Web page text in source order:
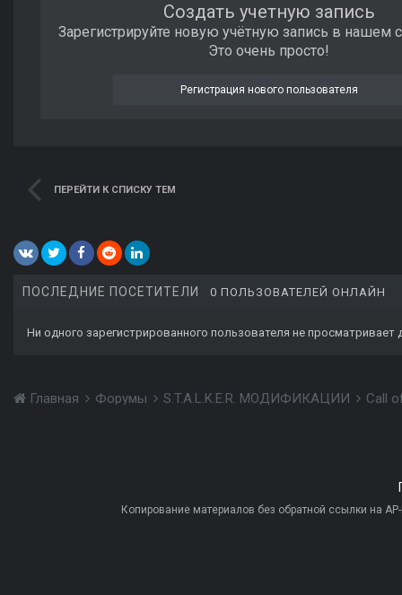
Создать учетную запись
Зарегистрируйте новую учётную запись в нашем
Это очень просто!
Регистрация нового пользователя
ПЕРЕЙТИ К СПИСКУ ТЕМ
ПОСЛЕДНИЕ ПОСЕТИТЕЛИ 0 ПОЛЬЗОВАТЕЛЕЙ ОНЛАЙН
Ни одного зарегистрированного пользователя не просматривает
Главная Форумы S.T.A.L.K.E.R. МОДИФИКАЦИИ Call
Копирование материалов без обратной ссылки на